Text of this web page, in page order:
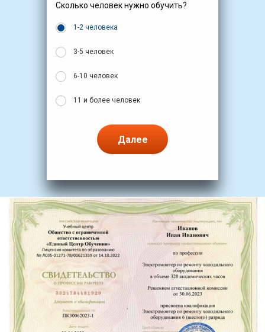
Сколько человек нужно обучить?
1-2 человека
3-5 человек
6-10 человек
11 и более человек
Далее